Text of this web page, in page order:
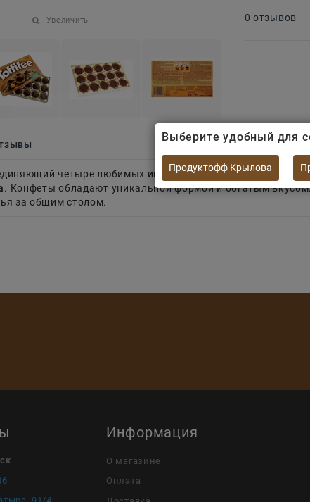
Увеличить 0 отзывов
четыре любимых ингредиента.Цельный лесной
. Конфеты обладают уникальной формой и богатым
за общим столом.
Информация
О магазине
Оплата
Выберите удобный для
Продуктофф Крылова